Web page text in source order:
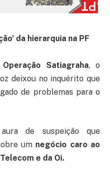
da hierarquia na PF
Operação Satiagraha, o
deixou no inquérito que
de problemas para o
de suspeição que
um negócio caro ao
e da Oi.